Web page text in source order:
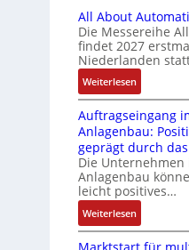
S
p
e
z
i
a
l
m
e
m
b
r
a
n
P
C
l
s
s
t
s
i
c
h
f
l
e
n
s
o
r
-
I
n
t
e
g
r
a
C
6
2
4
4
3
-
Z
e
r
t
i
f
All About
Die Messereihe
findet 2027
Niederlanden
Weiterlesen:
A
l
l
A
b
o
u
t
A
Auftragseingang
Anlagenbau:
geprägt durch
Die
Anlagenbau
leicht positives…
Weiterlesen:
A
u
Marktstart für